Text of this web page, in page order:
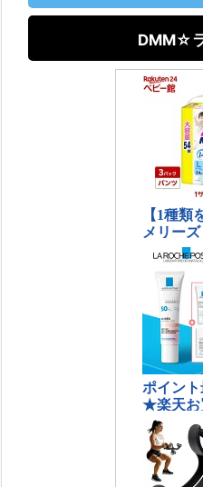
DMM☆